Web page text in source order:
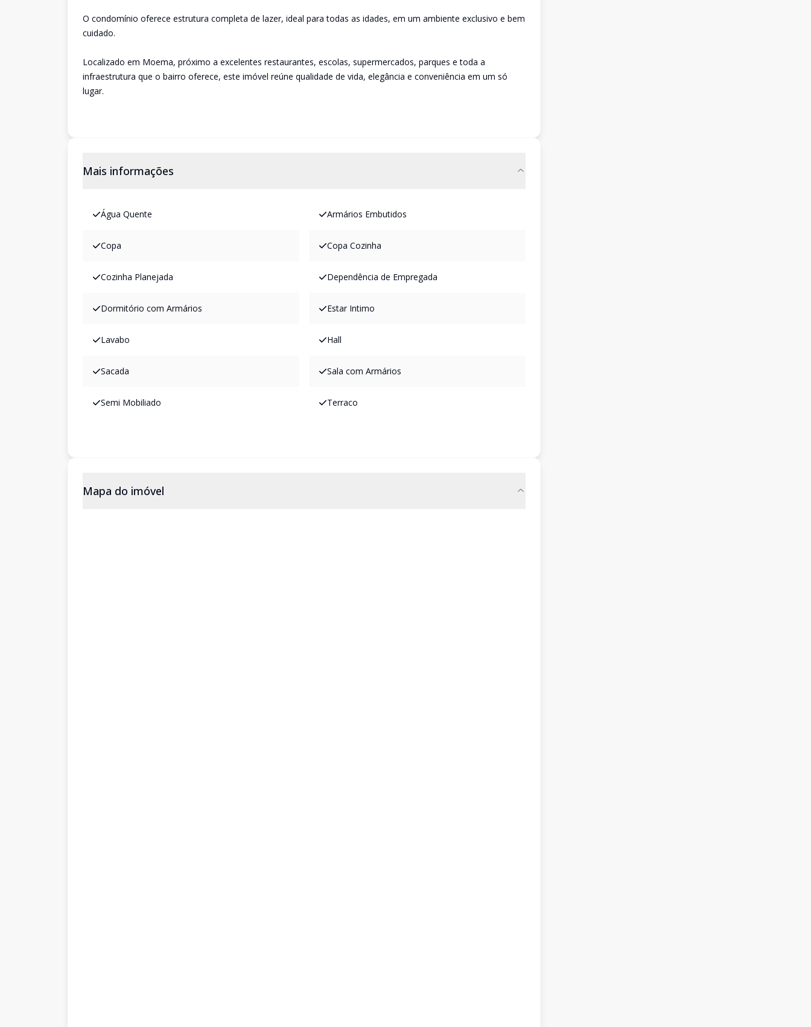
O condomínio oferece estrutura completa de lazer, ideal para todas as idades, em um ambiente exclusivo e bem
cuidado.
Localizado em Moema, próximo a excelentes restaurantes, escolas, supermercados, parques e toda a
infraestrutura que o bairro oferece, este imóvel reúne qualidade de vida, elegância e conveniência em um só
lugar.
Mais informações
Água Quente Armários Embutidos
Copa Copa Cozinha
Cozinha Planejada Dependência de Empregada
Dormitório com Armários Estar Intimo
Lavabo Hall
Sacada Sala com Armários
Semi Mobiliado Terraco
Mapa do imóvel